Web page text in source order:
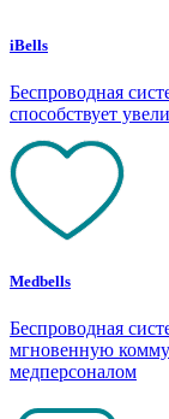
iBells
Беспроводная
способствует
Medbells
Беспроводная
мгновенную
медперсоналом